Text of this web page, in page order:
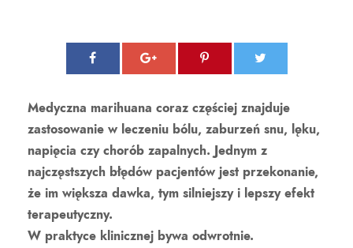
Medyczna marihuana coraz częściej znajduje
zastosowanie w leczeniu bólu, zaburzeń snu, lęku,
napięcia czy chorób zapalnych. Jednym z
najczęstszych błędów pacjentów jest przekonanie,
że im większa dawka, tym silniejszy i lepszy efekt
terapeutyczny.
W praktyce klinicznej bywa odwrotnie.